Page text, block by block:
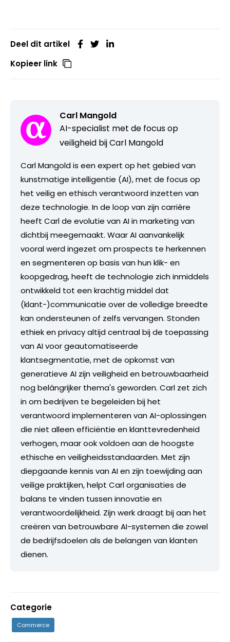
Deel dit artikel
Kopieer link
Carl Mangold
AI-specialist met de focus op
veiligheid bij Carl Mangold
Carl Mangold is een expert op het gebied van
kunstmatige intelligentie (AI), met de focus op
het veilig en ethisch verantwoord inzetten van
deze technologie. In de loop van zijn carrière
heeft Carl de evolutie van AI in marketing van
dichtbij meegemaakt. Waar AI aanvankelijk
vooral werd ingezet om prospects te herkennen
en segmenteren op basis van hun klik- en
koopgedrag, heeft de technologie zich inmiddels
ontwikkeld tot een krachtig middel dat
(klant-)communicatie over de volledige breedte
kan ondersteunen of zelfs vervangen. Stonden
ethiek en privacy altijd centraal bij de toepassing
van AI voor geautomatiseerde
klantsegmentatie, met de opkomst van
generatieve AI zijn veiligheid en betrouwbaarheid
nog belángrijker thema's geworden. Carl zet zich
in om bedrijven te begeleiden bij het
verantwoord implementeren van AI-oplossingen
die niet alleen efficiëntie en klanttevredenheid
verhogen, maar ook voldoen aan de hoogste
ethische en veiligheidsstandaarden. Met zijn
diepgaande kennis van AI en zijn toewijding aan
veilige praktijken, helpt Carl organisaties de
balans te vinden tussen innovatie en
verantwoordelijkheid. Zijn werk draagt bij aan het
creëren van betrouwbare AI-systemen die zowel
de bedrijfsdoelen als de belangen van klanten
dienen.
Categorie
Commerce